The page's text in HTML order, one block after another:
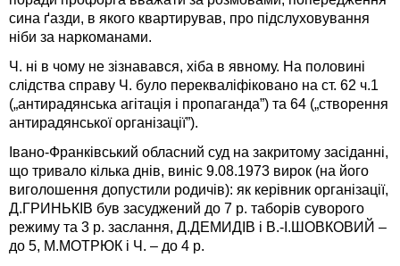
сина ґазди, в якого квартирував, про підслуховування
ніби за наркоманами.
Ч. ні в чому не зізнавався, хіба в явному. На половині
слідства справу Ч. було перекваліфіковано на ст. 62 ч.1
(„антирадянська агітація і пропаганда”) та 64 („створення
антирадянської організації”).
Івано-Франківський обласний суд на закритому засіданні,
що тривало кілька днів, виніс 9.08.1973 вирок (на його
виголошення допустили родичів): як керівник організації,
Д.ГРИНЬКІВ був засуджений до 7 р. таборів суворого
режиму та 3 р. заслання, Д.ДЕМИДІВ і В.-І.ШОВКОВИЙ –
до 5, М.МОТРЮК і Ч. – до 4 р.